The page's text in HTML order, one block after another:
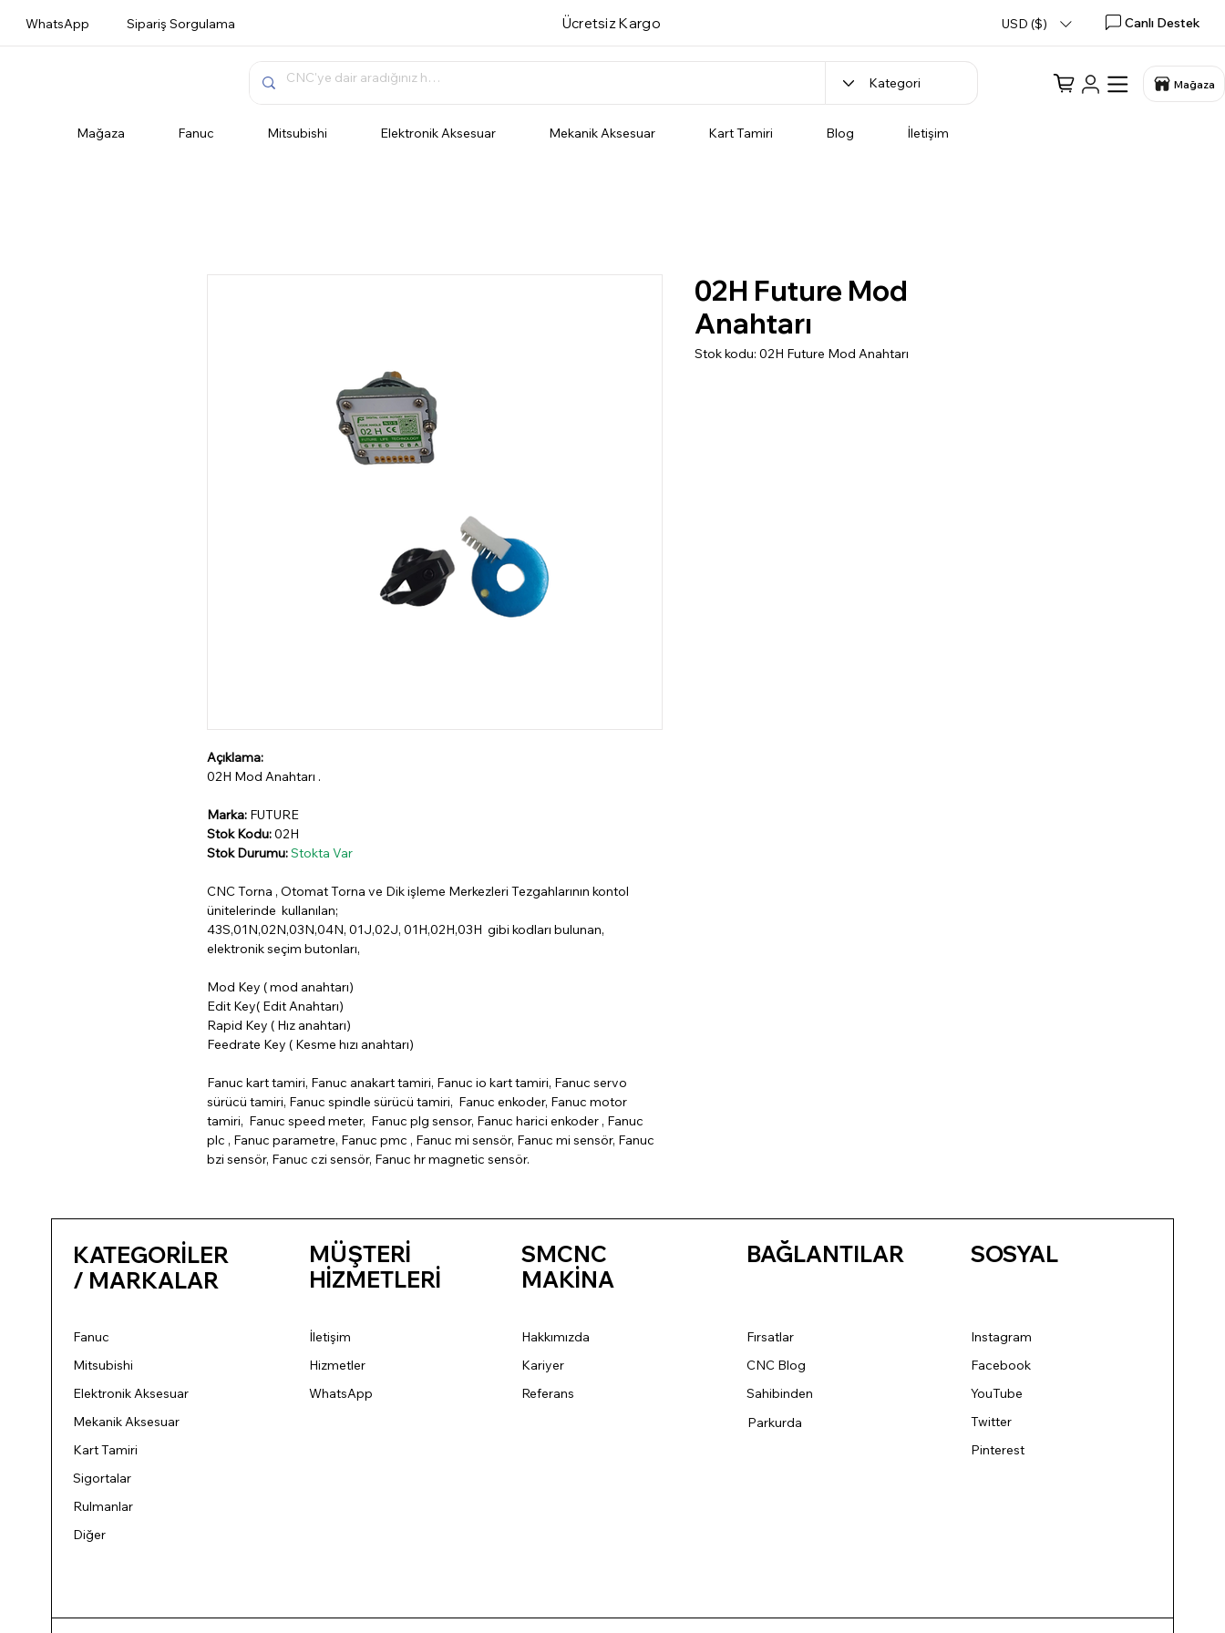
WhatsApp Sipariş Sorgulama Ücretsiz Kargo USD ($) Canlı Destek
Mağaza
Mağaza Fanuc Mitsubishi Elektronik Aksesuar Mekanik Aksesuar Kart Tamiri Blog İletişim
Açıklama:
02H Mod Anahtarı .
Marka: FUTURE
Stok Kodu:02H
Stok Durumu:Stokta Var
CNC Torna , Otomat Torna ve Dik işleme Merkezleri Tezgahlarının kontol
ünitelerinde kullanılan;
43S,01N,02N,03N,04N, 01J,02J, 01H,02H,03H gibi kodları bulunan,
elektronik seçim butonları,
Mod Key ( mod anahtarı)
Edit Key( Edit Anahtarı)
Rapid Key ( Hız anahtarı)
Feedrate Key ( Kesme hızı anahtarı)
Fanuc kart tamiri, Fanuc anakart tamiri, Fanuc io kart tamiri, Fanuc servo
sürücü tamiri, Fanuc spindle sürücü tamiri, Fanuc enkoder, Fanuc motor
tamiri, Fanuc speed meter, Fanuc plg sensor, Fanuc harici enkoder , Fanuc
plc , Fanuc parametre, Fanuc pmc , Fanuc mi sensör, Fanuc mi sensör, Fanuc
bzi sensör, Fanuc czi sensör, Fanuc hr magnetic sensör.
02H Future Mod
Anahtarı
Stok kodu: 02H Future Mod Anahtarı
KATEGORİLER
/ MARKALAR
Fanuc
Mitsubishi
Elektronik Aksesuar
Mekanik Aksesuar
Kart Tamiri
Sigortalar
Rulmanlar
Diğer
MÜŞTERİ
HİZMETLERİ
İletişim
Hizmetler
WhatsApp
SMCNC
MAKİNA
Hakkımızda
Kariyer
Referans
BAĞLANTILAR
Fırsatlar
CNC Blog
Sahibinden
Parkurda
SOSYAL
Instagram
Facebook
YouTube
Twitter
Pinterest